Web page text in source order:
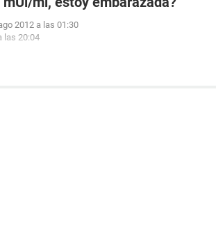
2012 a las 01:30
las 20:04